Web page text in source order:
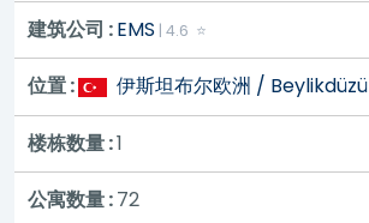
建筑公司 :EMS | 4.6 ⭐
位置 : 伊斯坦布尔欧洲 / Beylikdüzü
楼栋数量 :1
公寓数量 :72